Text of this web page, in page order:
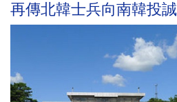
再傳北韓士兵向南韓投誠